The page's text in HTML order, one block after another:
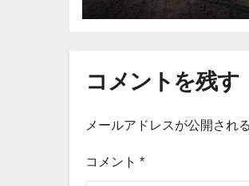
コメントを残す
メールアドレスが公開され
コメント *